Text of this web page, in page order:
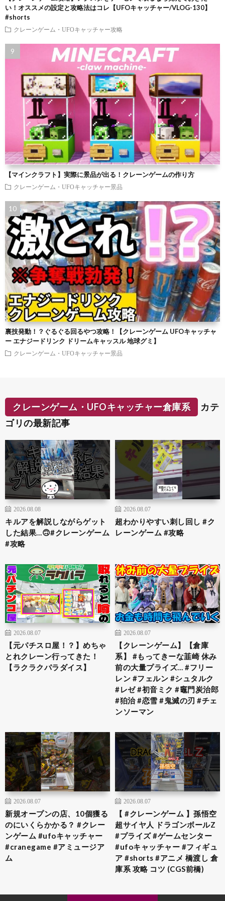
い！オススメの設定と攻略法はコレ【UFOキャッチャー/VLOG-130】
#shorts
クレーンゲーム・UFOキャッチャー攻略
【マインクラフト】実際に景品が出る！クレーンゲームの作り方
クレーンゲーム・UFOキャッチャー景品
裏技発動！？ぐるぐる回るやつ攻略！【クレーンゲーム UFOキャッチャ
ー エナジードリンク ドリームキャッスル 地球グミ】
クレーンゲーム・UFOキャッチャー景品
クレーンゲーム・UFOキャッチャー倉庫系
カテ
ゴリの最新記事
2026.08.08
キルアを解説しながらゲット
した結果…🙃#クレーンゲーム
#攻略
2026.08.07
超わかりやすい刺し回し #ク
レーンゲーム #攻略
2026.08.07
【元パチスロ屋！？】めちゃ
とれクレーン行ってきた！
【ラクラクパラダイス】
2026.08.07
【クレーンゲーム】【倉庫
系】 #もってきーな韮崎 休み
前の大量プライズ… #フリー
レン #フェルン #シュタルク
#レゼ #初音ミク #竈門炭治郎
#狛治 #恋雪 #鬼滅の刃 #チェ
ンソーマン
2026.08.07
新規オープンの店、10個獲る
のにいくらかかる？ #クレー
ンゲーム #ufoキャッチャー
#cranegame #アミュージア
ム
2026.08.07
【 #クレーンゲーム 】孫悟空
超サイヤ人 ドラゴンボールZ
#プライズ #ゲームセンター
#ufoキャッチャー #フィギュ
ア #shorts #アニメ 橋渡し 倉
庫系 攻略 コツ (CGS前橋)